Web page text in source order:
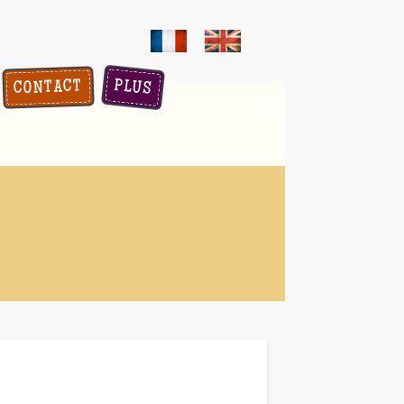
CONTACT PLUS